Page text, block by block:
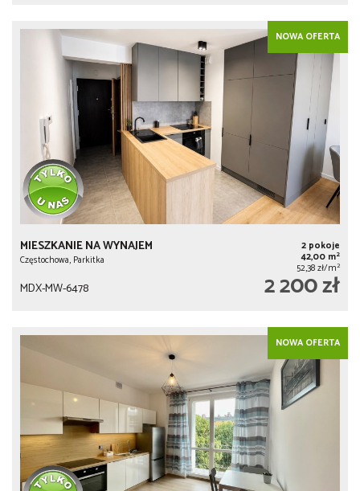
NOWA OFERTA
MIESZKANIE NA WYNAJEM
Częstochowa, Parkitka
2 pokoje
42,00 m2
52,38 zł/m2
MDX-MW-6478 2 200 zł
NOWA OFERTA